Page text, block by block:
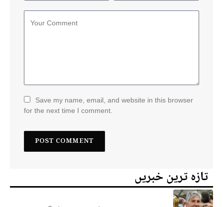
Save my name, email, and website in this browser
for the next time I comment.
تازہ ترین خبریں